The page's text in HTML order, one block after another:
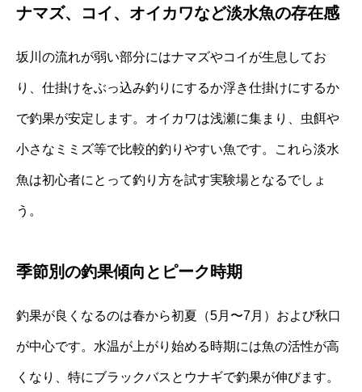
ナマズ、コイ、オイカワなど淡水魚の存在感
坂川の流れが弱い部分にはナマズやコイが生息してお
り、仕掛けをぶっ込み釣りにするか浮き仕掛けにするか
で釣果が安定します。オイカワは浅瀬に集まり、虫餌や
小さなミミズ等で比較的釣りやすい魚です。これら淡水
魚は初心者にとって釣り方を試す実験場となるでしょ
う。
季節別の釣果傾向とピーク時期
釣果が良くなるのは春から初夏（5月〜7月）および秋口
が中心です。水温が上がり始める時期には魚の活性が高
くなり、特にブラックバスとウナギで釣果が伸びます。